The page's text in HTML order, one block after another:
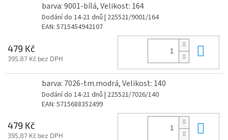
barva: 9001-bílá, Velikost: 164
Dodání do 14-21 dnů | 225521/9001/164
EAN: 5715454942107
479 Kč
395,87 Kč bez DPH
barva: 7026-tm.modrá, Velikost: 140
Dodání do 14-21 dnů | 225521/7026/140
EAN: 5715688352499
479 Kč
395,87 Kč bez DPH